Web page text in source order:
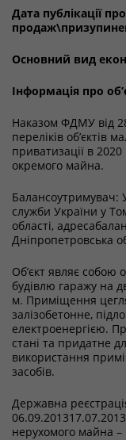
Дата публікації
Основний вид
Інформація про
Наказом ФДМУ від
переліків об’єктів
приватизації в
окремого майна.
Балансоутримувач:
служби України у
області,
Дніпропетровська
Об’єкт являє собою
будівлю гаражу на
м. Приміщення
залізобетонне,
електроенергією.
стані та придатне
використання
засобів.
Державна
нерухомого майна –